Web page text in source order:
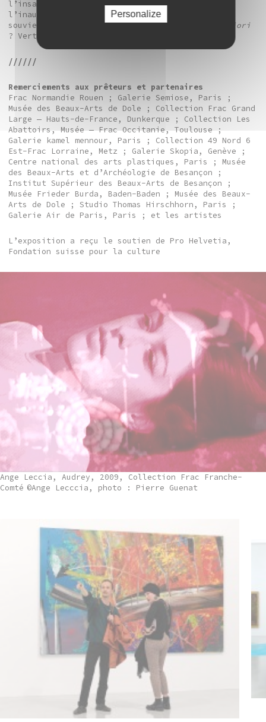
l’insaisissable, de l’irreprésentable, de
l’inaudible et de l’indicible. Ce dont on ne se
souvient pas ou que l’on ne perçoit qu’
a posteriori
? Vertiges du temps.
//////
Remerciements aux prêteurs et partenaires
Frac Normandie Rouen ; Galerie Semiose, Paris ;
Musée des Beaux-Arts de Dole ; Collection Frac Grand
Large — Hauts-de-France, Dunkerque ; Collection Les
Abattoirs, Musée — Frac Occitanie, Toulouse ;
Galerie kamel mennour, Paris ; Collection 49 Nord 6
Est-Frac Lorraine, Metz ; Galerie Skopia, Genève ;
Centre national des arts plastiques, Paris ; Musée
des Beaux-Arts et d’Archéologie de Besançon ;
Institut Supérieur des Beaux-Arts de Besançon ;
Musée Frieder Burda, Baden-Baden ; Musée des Beaux-
Arts de Dole ; Studio Thomas Hirschhorn, Paris ;
Galerie Air de Paris, Paris ; et les artistes
L’exposition a reçu le soutien de Pro Helvetia,
Fondation suisse pour la culture
Ange Leccia, Audrey, 2009, Collection Frac Franche-
Comté ©Ange Lecccia, photo : Pierre Guenat
Personalize